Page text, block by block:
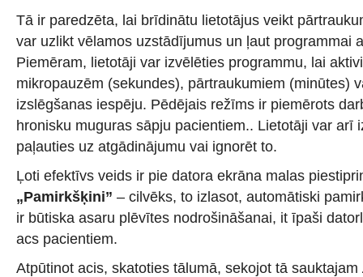
Tā ir paredzēta, lai brīdinātu lietotājus veikt
var uzlikt vēlamos uzstādījumus un ļaut programmai
Piemēram, lietotāji var izvēlēties programmu, lai
mikropauzēm (sekundes), pārtraukumiem (minūtes)
izslēgšanas iespēju. Pēdējais režīms ir piemērots
hronisku muguras sāpju pacientiem.. Lietotāji var arī
paļauties uz atgādinājumu vai ignorēt to.
Ļoti efektīvs veids ir pie datora ekrāna malas
„Pamirkšķini” – cilvēks, to izlasot, automātiski
ir būtiska asaru plēvītes nodrošināšanai, it īpaši
acs pacientiem.
Atpūtinot acis, skatoties tālumā, sekojot tā sauktajam